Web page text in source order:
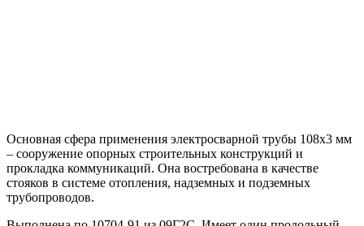
Основная сфера применения электросварной трубы 108х3 мм
– сооружение опорных строительных конструкций и
прокладка коммуникаций. Она востребована в качестве
стояков в системе отопления, надземных и подземных
трубопроводов.